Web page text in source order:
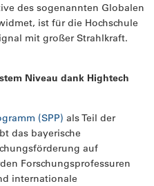
des sogenannten Globalen
ist für die Hochschule
mit großer Strahlkraft.
Niveau dank Hightech
(SPP) als Teil der
das bayerische
auf
Forschungsprofessuren
internationale